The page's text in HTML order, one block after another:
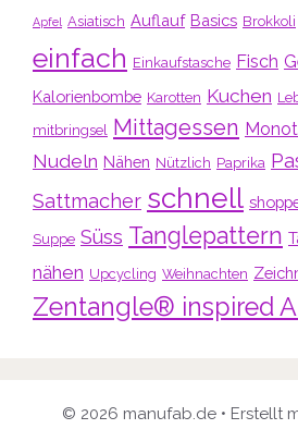
Apfel Asiatisch Auflauf Basics Brokkoli
einfach Einkaufstasche Fisch
Kalorienbombe Karotten Kuchen
mitbringsel Mittagessen
Nudeln Nähen Nützlich Paprika
Sattmacher schnell
Suppe Süss Tanglepattern
nähen Upcycling Weihnachten
Zentangle® inspired
© 2026 manufab.de• Erstellt